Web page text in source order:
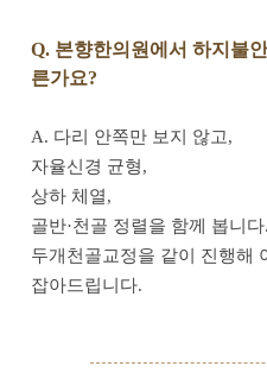
Q. 본향한의원에서 하지불
른가요?
A. 다리 안쪽만 보지 않고,
자율신경 균형,
상하 체열,
골반·천골 정렬을 함께 봅니
두개천골교정을 같이 진행해
잡아드립니다.